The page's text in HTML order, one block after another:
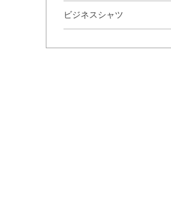
ビジネスシャツ